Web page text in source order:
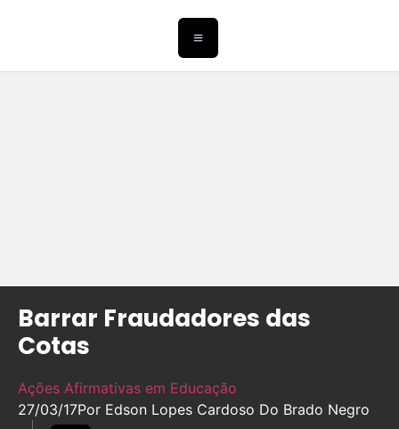
Barrar Fraudadores das
Cotas
Ações Afirmativas em Educação
27/03/17Por Edson Lopes Cardoso Do Brado Negro